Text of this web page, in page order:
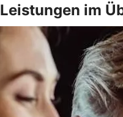
Leistungen im